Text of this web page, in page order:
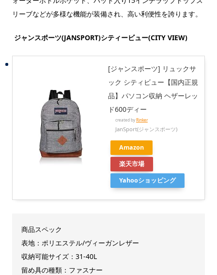
リーブなどが多様な機能が装備され、高い利便性を誇ります。
ジャンスポーツ(JANSPORT)シティービュー(CITY VIEW)
[ジャンスポーツ] リュックサ
ック シティビュー【国内正規
品】パソコン収納 ヘザーレッ
ド600ディー
created byRinker
JanSport(ジャンスポーツ)
Amazon
楽天市場
Yahooショッピング
商品スペック
表地：ポリエステル/ヴィーガンレザー
収納可能サイズ：31-40L
留め具の種類：ファスナー